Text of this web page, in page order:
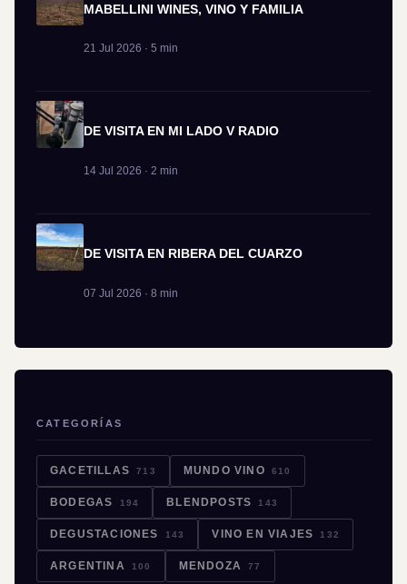
MABELLINI WINES, VINO Y FAMILIA
21 Jul 2026 · 5 min
DE VISITA EN MI LADO V RADIO
14 Jul 2026 · 2 min
DE VISITA EN RIBERA DEL CUARZO
07 Jul 2026 · 8 min
CATEGORÍAS
GACETILLAS 713 MUNDO VINO 610
BODEGAS 194 BLENDPOSTS 143
DEGUSTACIONES 143 VINO EN VIAJES 132
ARGENTINA 100 MENDOZA 77